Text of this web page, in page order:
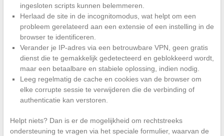
ingesloten scripts kunnen belemmeren.
Herlaad de site in de incognitomodus, wat helpt om een
probleem gerelateerd aan een extensie of een instelling in de
browser te identificeren.
Verander je IP-adres via een betrouwbare VPN, geen gratis
dienst die te gemakkelijk gedetecteerd en geblokkeerd wordt,
maar een betaalbare en stabiele oplossing, indien nodig.
Leeg regelmatig de cache en cookies van de browser om
elke corrupte sessie te verwijderen die de verbinding of
authenticatie kan verstoren.
Helpt niets? Dan is er de mogelijkheid om rechtstreeks
ondersteuning te vragen via het speciale formulier, waarvan de